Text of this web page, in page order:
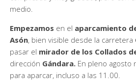
medio.
Empezamos en el aparcamiento
Asón, bien visible desde la carretera
pasar el mirador de los Collados
dirección Gándara. En pleno agosto
para aparcar, incluso a las 11.00.